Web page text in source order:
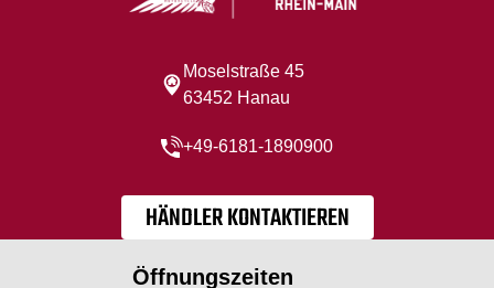
Moselstraße 45
63452 Hanau
+49-6181-1890900
HÄNDLER KONTAKTIEREN
Öffnungszeiten